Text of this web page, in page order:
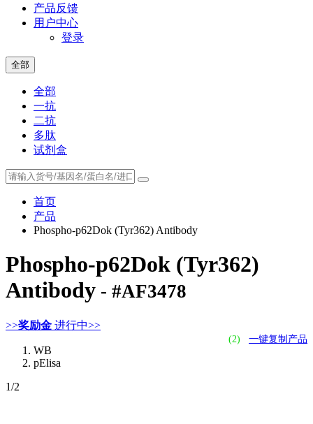
产品反馈
用户中心
登录
全部
全部
一抗
二抗
多肽
试剂盒
首页
产品
Phospho-p62Dok (Tyr362) Antibody
Phospho-p62Dok (Tyr362)
Antibody - #AF3478
>>奖励金 进行中>>
(2) 一键复制产品
WB
pElisa
1/2